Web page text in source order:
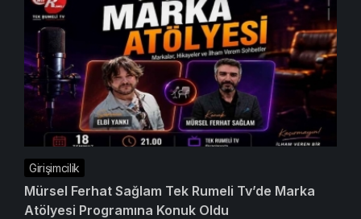
Girişimcilik
Mürsel Ferhat Sağlam Tek Rumeli Tv’de Marka
Atölyesi Programına Konuk Oldu